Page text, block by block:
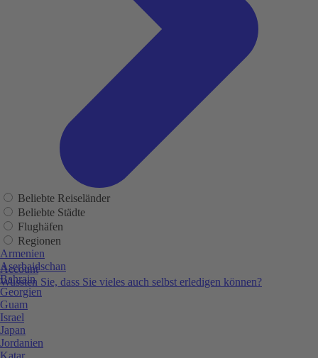
Account
Wussten Sie, dass Sie vieles auch selbst erledigen können?
Beliebte Reiseländer
Beliebte Städte
Flughäfen
Regionen
Armenien
Aserbaidschan
Bahrain
Georgien
Guam
Israel
Japan
Jordanien
Katar